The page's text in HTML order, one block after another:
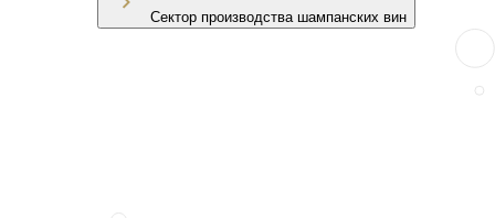
Сектор производства шампанских вин